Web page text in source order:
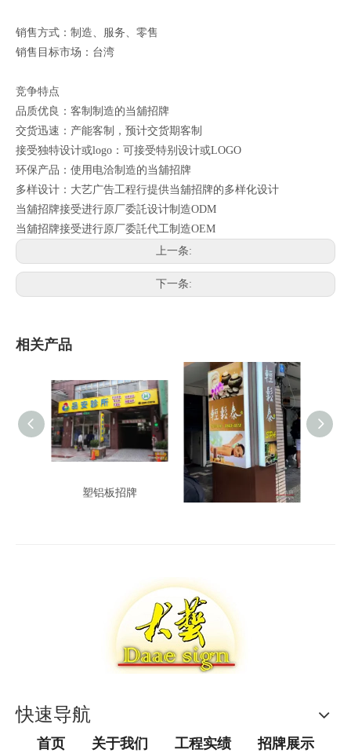
销售方式：制造、服务、零售
销售目标市场：台湾
竞争特点
品质优良：客制制造的当舖招牌
交货迅速：产能客制，预计交货期客制
接受独特设计或logo：可接受特别设计或LOGO
环保产品：使用电洽制造的当舖招牌
多样设计：大艺广告工程行提供当舖招牌的多样化设计
当舖招牌接受进行原厂委託设计制造ODM
当舖招牌接受进行原厂委託代工制造OEM
上一条:
下一条:
相关产品
塑铝板招牌 泰式按摩压克力柱招
快速导航
首页 关于我们 工程实绩 招牌展示